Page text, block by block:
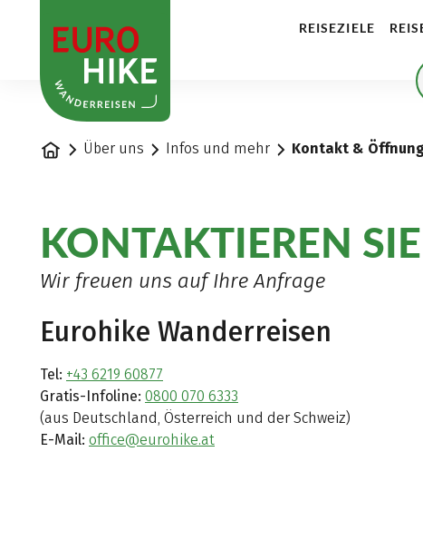
REISEZIELE
StartseiteÜber uns Infos und mehr Kontakt &
KONTAKTIEREN
Wir freuen uns auf Ihre Anfrage
Eurohike Wanderreisen
Tel: +43 6219 60877
Gratis-Infoline: 0800 070 6333
(aus Deutschland, Österreich und der Schweiz)
E-Mail: office@eurohike.at